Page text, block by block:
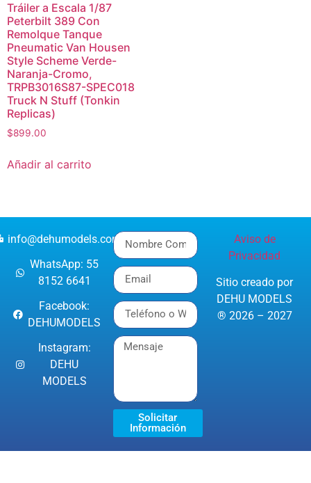
Tráiler a Escala 1/87
Peterbilt 389 Con
Remolque Tanque
Pneumatic Van Housen
Style Scheme Verde-
Naranja-Cromo,
TRPB3016S87-SPEC018
Truck N Stuff (Tonkin
Replicas)
$899.00
Añadir al carrito
info@dehumodels.com
WhatsApp: 55
8152 6641
Facebook:
DEHUMODELS
Instagram:
DEHU
MODELS
Solicitar
Información
Aviso de
Privacidad
Sitio creado por
DEHU MODELS
® 2026 – 2027